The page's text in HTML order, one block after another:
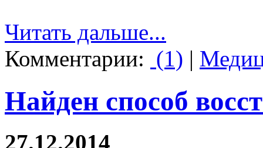
Читать дальше...
Комментарии: (1) |
Найден способ
27.12.2014